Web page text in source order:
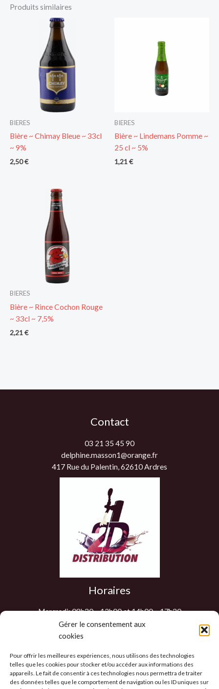
Gérer le consentement aux
cookies
Pour offrir les meilleures expériences, nous utilisons des technologies
telles que les cookies pour stocker et/ou accéder aux informations des
appareils. Le fait de consentir à ces technologies nous permettra de traiter
des données telles que le comportement de navigation ou les ID uniques sur
Produits similaires
BIERES
Bière ~ Chimay Bleue ~ 33cl
~ 9%
2,50€
BIERES
Bière ~ Lindemans Pomme ~
25 cl ~ 5%
1,21€
BIERES
Bière ~ Rince Cochon Rouge
~ 33cl ~ 7,5%
2,21€
Contact
03 21 35 45 90
delphine.masson1@orange.fr
417 Rue du Palentin, 62610 Ardres
Horaires
Mercredi: 08h30 – 12h00 et 14h00 – 17h30
Jeudi: 08h30 – 12h00 et 14h00 – 17h30
Vendredi: 08h30 – 12h00 et 14h00 – 17h30
Les autres jours sur RDV